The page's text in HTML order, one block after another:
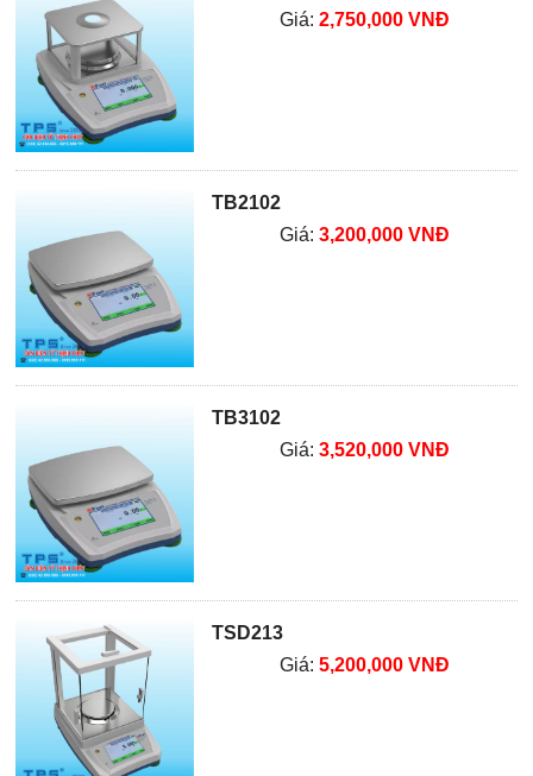
Giá: 2,750,000 VNĐ
TB2102
Giá: 3,200,000 VNĐ
TB3102
Giá: 3,520,000 VNĐ
TSD213
Giá: 5,200,000 VNĐ